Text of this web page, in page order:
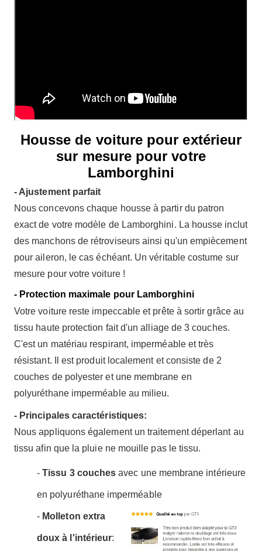
Housse de voiture pour extérieur
sur mesure pour votre
Lamborghini
- Ajustement parfait
Nous concevons chaque housse à partir du patron
exact de votre modèle de Lamborghini. La housse inclut
des manchons de rétroviseurs ainsi qu'un empiècement
pour aileron, le cas échéant. Un véritable costume sur
mesure pour votre voiture !
- Protection maximale pour Lamborghini
Votre voiture reste impeccable et prête à sortir grâce au
tissu haute protection fait d'un alliage de 3 couches.
C'est un matériau respirant, imperméable et très
résistant. Il est produit localement et consiste de 2
couches de polyester et une membrane en
polyuréthane imperméable au milieu.
- Principales caractéristiques:
Nous appliquons également un traitement déperlant au
tissu afin que la pluie ne mouille pas le tissu.
-Tissu 3 couches avec une membrane intérieure
en polyuréthane imperméable
- Molleton extra
doux à l'intérieur: